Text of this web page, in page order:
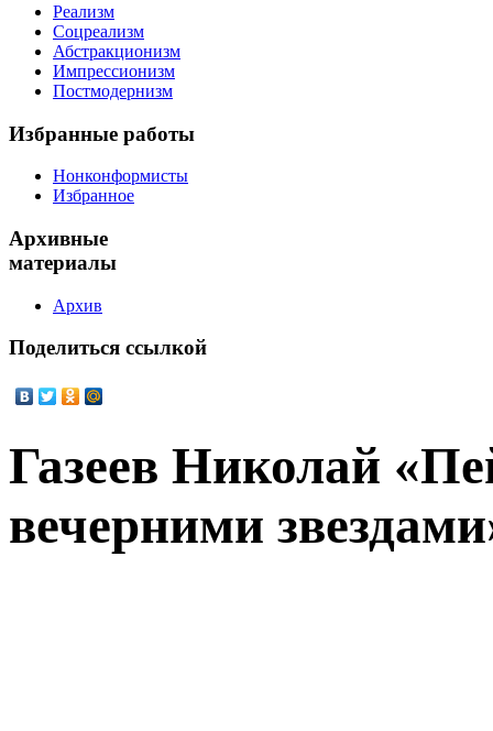
Реализм
Соцреализм
Абстракционизм
Импрессионизм
Постмодернизм
Избранные работы
Нонконформисты
Избранное
Архивные
материалы
Архив
Поделиться ссылкой
Газеев Николай
вечерними